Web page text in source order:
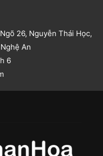
26, Nguyễn Thái Học,
An​
6​